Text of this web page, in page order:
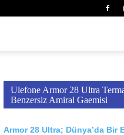
Ulefone Armor 28 Ultra
Benzersiz Amiral Gaemisi
Armor 28 Ultra; Dünya’da Bir